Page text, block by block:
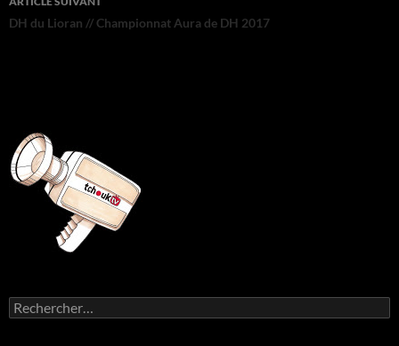
DH du Lioran // Championnat Aura de DH 2017
Rechercher :